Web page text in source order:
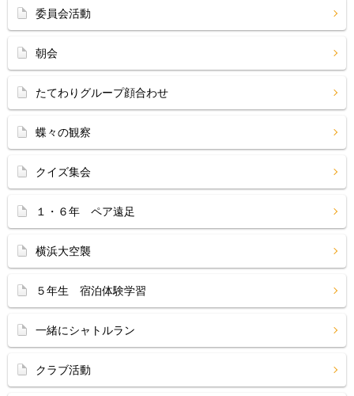
委員会活動
朝会
たてわりグループ顔合わせ
蝶々の観察
クイズ集会
１・６年 ペア遠足
横浜大空襲
５年生 宿泊体験学習
一緒にシャトルラン
クラブ活動